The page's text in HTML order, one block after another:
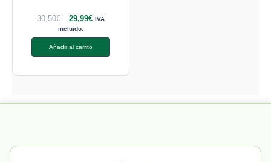
30,50€ 29,99€ IVA
incluido.
Añadir al carrito